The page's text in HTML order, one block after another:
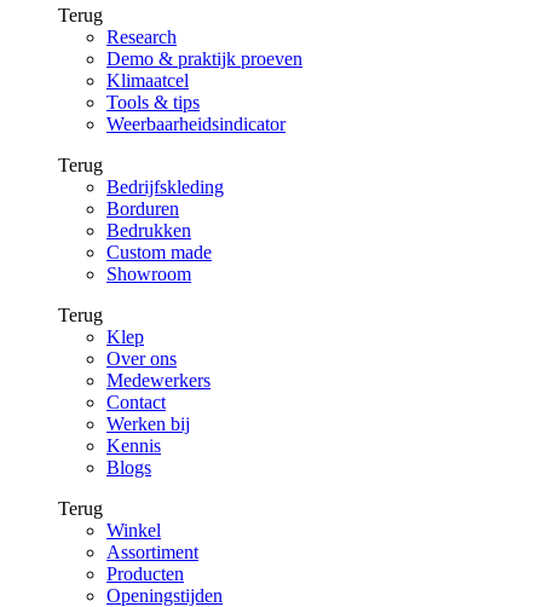
Terug
Research
Demo & praktijk proeven
Klimaatcel
Tools & tips
Weerbaarheidsindicator
Terug
Bedrijfskleding
Borduren
Bedrukken
Custom made
Showroom
Terug
Klep
Over ons
Medewerkers
Contact
Werken bij
Kennis
Blogs
Terug
Winkel
Assortiment
Producten
Openingstijden